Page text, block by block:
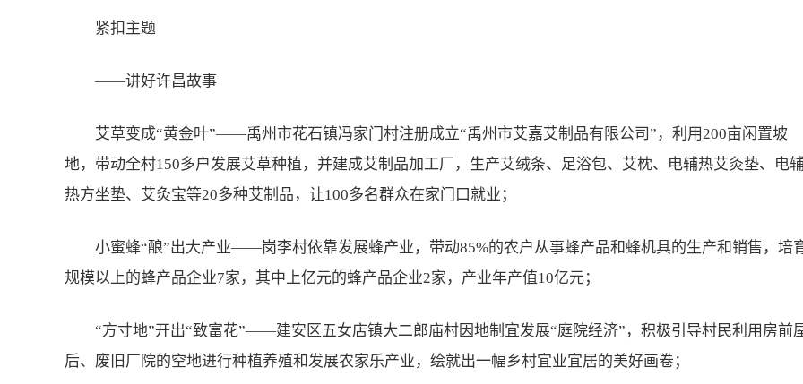
紧扣主题
——讲好许昌故事
艾草变成“黄金叶”——禹州市花石镇冯家门村注册成立“禹州市艾嘉艾制品有限公司”，利用200亩闲置坡
地，带动全村150多户发展艾草种植，并建成艾制品加工厂，生产艾绒条、足浴包、艾枕、电辅热艾灸垫、电
热方坐垫、艾灸宝等20多种艾制品，让100多名群众在家门口就业；
小蜜蜂“酿”出大产业——岗李村依靠发展蜂产业，带动85%的农户从事蜂产品和蜂机具的生产和销售，培
规模以上的蜂产品企业7家，其中上亿元的蜂产品企业2家，产业年产值10亿元；
“方寸地”开出“致富花”——建安区五女店镇大二郎庙村因地制宜发展“庭院经济”，积极引导村民利用房前
后、废旧厂院的空地进行种植养殖和发展农家乐产业，绘就出一幅乡村宜业宜居的美好画卷；